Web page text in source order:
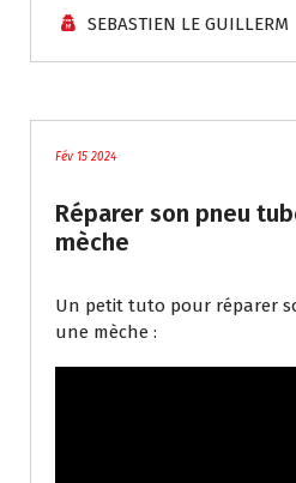
SEBASTIEN LE GUILLERM
Fév 15 2024
Réparer son pneu
mèche
Un petit tuto pour réparer
une mèche :